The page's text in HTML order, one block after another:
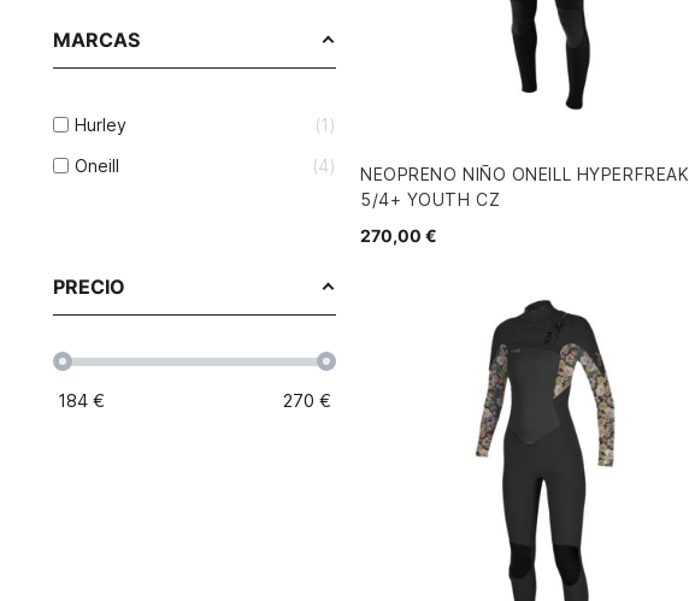
MARCAS
Hurley
1
Oneill
4
PRECIO
184€ 270 €
NEOPRENO NIÑO ONEILL HYPERFREAK
5/4+ YOUTH CZ
270,00 €